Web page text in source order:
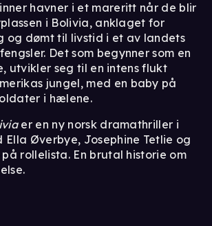
havner i et mareritt når de blir
i Bolivia, anklaget for
og dømt til livstid i et av landets
Det som begynner som en
utvikler seg til en intens flukt
jungel, med en baby på
i hælene.
er en ny norsk dramathriller i
Ella Øverbye, Josephine Tetlie og
rollelista. En brutal historie om